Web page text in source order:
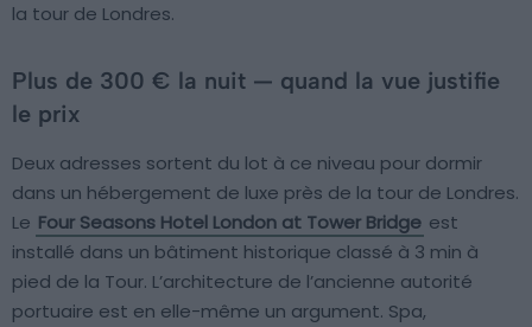
la tour de Londres.
Plus de 300 € la nuit — quand la vue justifie
le prix
Deux adresses sortent du lot à ce niveau pour dormir
dans un hébergement de luxe près de la tour de Londres.
Le Four Seasons Hotel London at Tower Bridge est
installé dans un bâtiment historique classé à 3 min à
pied de la Tour. L’architecture de l’ancienne autorité
portuaire est en elle-même un argument. Spa,